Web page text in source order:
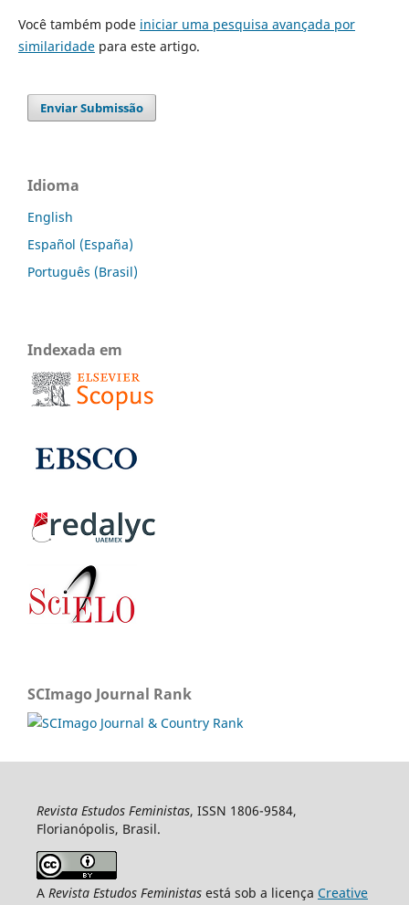
Você também pode iniciar uma pesquisa avançada por
similaridadepara este artigo.
Enviar Submissão
Idioma
English
Español (España)
Português (Brasil)
Indexada em
SCImago Journal Rank
Revista Estudos Feministas, ISSN 1806-9584,
Florianópolis, Brasil.
A Revista Estudos Feministasestá sob a licença Creative